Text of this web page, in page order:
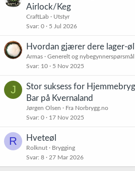
Airlock/Keg
CraftLab
Utstyr
Svar 0 5 Jul 2026
Hvordan gjærer dere lager-
Armas
Generelt og nybegynnerspørsmål
Svar 10 5 Nov 2025
J
Stor suksess for
Bar på Kvernaland
Jørgen Olsen
Fra Norbrygg.no
Svar 0 17 Nov 2025
R Hveteøl
Rolknut
Brygging
Svar 8 27 Mar 2026